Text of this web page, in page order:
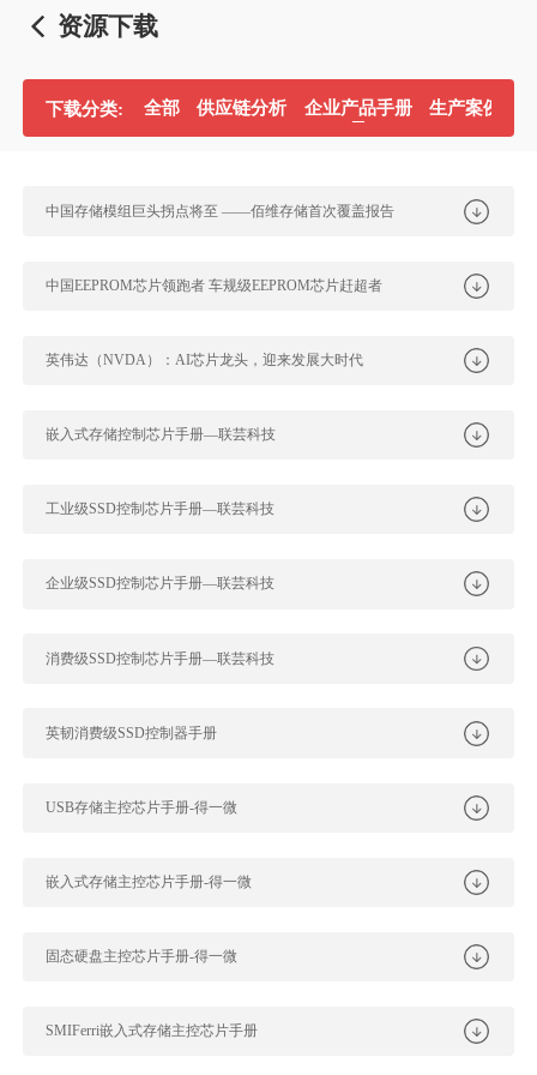
资源下载
下载分类: 全部 供应链分析 企业产品手册 生产案例分析
中国存储模组巨头拐点将至 ——佰维存储首次覆盖报告
中国EEPROM芯片领跑者 车规级EEPROM芯片赶超者
英伟达（NVDA）：AI芯片龙头，迎来发展大时代
嵌入式存储控制芯片手册—联芸科技
工业级SSD控制芯片手册—联芸科技
企业级SSD控制芯片手册—联芸科技
消费级SSD控制芯片手册—联芸科技
英韧消费级SSD控制器手册
USB存储主控芯片手册-得一微
嵌入式存储主控芯片手册-得一微
固态硬盘主控芯片手册-得一微
SMIFerri嵌入式存储主控芯片手册